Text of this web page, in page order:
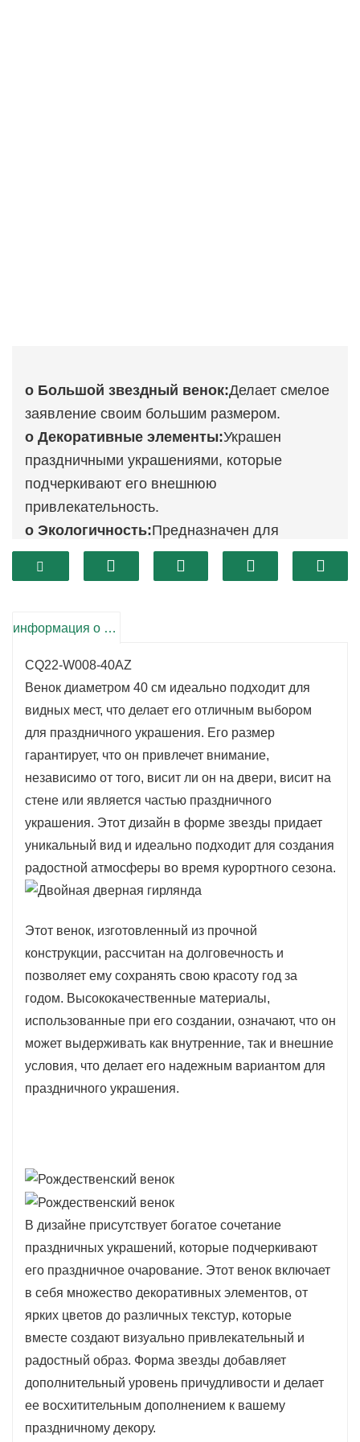
o Большой звездный венок:Делает смелое
заявление своим большим размером.
o Декоративные элементы:Украшен
праздничными украшениями, которые
подчеркивают его внешнюю
привлекательность.
o Экологичность:Предназначен для
многократного сезонного использования,
обеспечивая экологичность.
информация о продукте
CQ22-W008-40AZ
Венок диаметром 40 см идеально подходит для
видных мест, что делает его отличным выбором
для праздничного украшения. Его размер
гарантирует, что он привлечет внимание,
независимо от того, висит ли он на двери, висит на
стене или является частью праздничного
украшения. Этот дизайн в форме звезды придает
уникальный вид и идеально подходит для создания
радостной атмосферы во время курортного сезона.
Этот венок, изготовленный из прочной
конструкции, рассчитан на долговечность и
позволяет ему сохранять свою красоту год за
годом. Высококачественные материалы,
использованные при его создании, означают, что он
может выдерживать как внутренние, так и внешние
условия, что делает его надежным вариантом для
праздничного украшения.
В дизайне присутствует богатое сочетание
праздничных украшений, которые подчеркивают
его праздничное очарование. Этот венок включает
в себя множество декоративных элементов, от
ярких цветов до различных текстур, которые
вместе создают визуально привлекательный и
радостный образ. Форма звезды добавляет
дополнительный уровень причудливости и делает
ее восхитительным дополнением к вашему
праздничному декору.